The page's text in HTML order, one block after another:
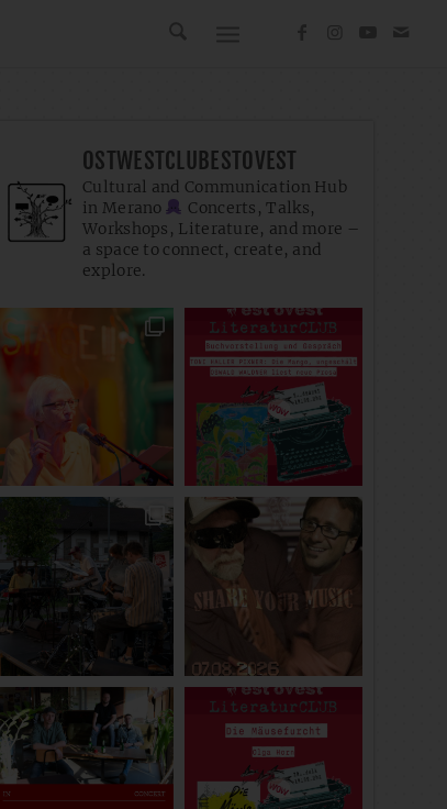
OSTWESTCLUBESTOVEST
Cultural and Communication Hub
in Merano
Concerts, Talks,
Workshops, Literature, and more –
a space to connect, create, and
explore.